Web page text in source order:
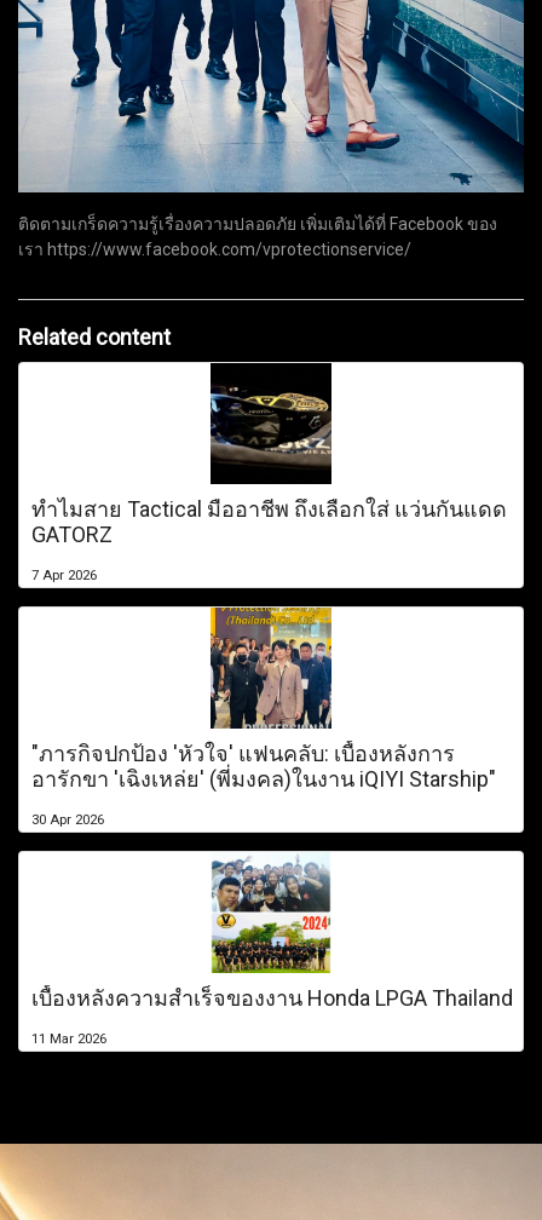
ติดตามเกร็ดความรู้เรื่องความปลอดภัย เพิ่มเติมได้ที่ Facebook ของ
เรา https://www.facebook.com/vprotectionservice/
Related content
ทำไมสาย Tactical มืออาชีพ ถึงเลือกใส่ แว่นกันแดด
GATORZ
7 Apr 2026
"ภารกิจปกป้อง 'หัวใจ' แฟนคลับ: เบื้องหลังการ
อารักขา 'เฉิงเหล่ย' (พี่มงคล)ในงาน iQIYI Starship"
30 Apr 2026
เบื้องหลังความสำเร็จของงาน Honda LPGA Thailand
11 Mar 2026